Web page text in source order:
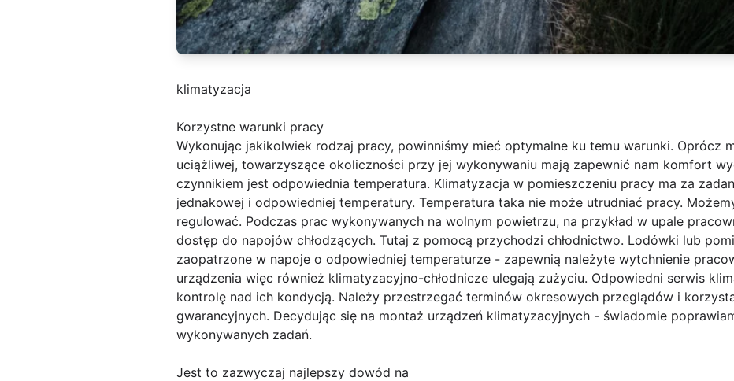
klimatyzacja
Korzystne warunki pracy
Wykonując jakikolwiek rodzaj pracy, powinniśmy mieć optymalne ku temu warunki. Oprócz
uciążliwej, towarzyszące okoliczności przy jej wykonywaniu mają zapewnić nam komfort
czynnikiem jest odpowiednia temperatura. Klimatyzacja w pomieszczeniu pracy ma za
jednakowej i odpowiedniej temperatury. Temperatura taka nie może utrudniać pracy.
regulować. Podczas prac wykonywanych na wolnym powietrzu, na przykład w upale
dostęp do napojów chłodzących. Tutaj z pomocą przychodzi chłodnictwo. Lodówki lub
zaopatrzone w napoje o odpowiedniej temperaturze - zapewnią należyte wytchnienie
urządzenia więc również klimatyzacyjno-chłodnicze ulegają zużyciu. Odpowiedni serwis
kontrolę nad ich kondycją. Należy przestrzegać terminów okresowych przeglądów i
gwarancyjnych. Decydując się na montaż urządzeń klimatyzacyjnych - świadomie
wykonywanych zadań.
Jest to zazwyczaj najlepszy dowód na